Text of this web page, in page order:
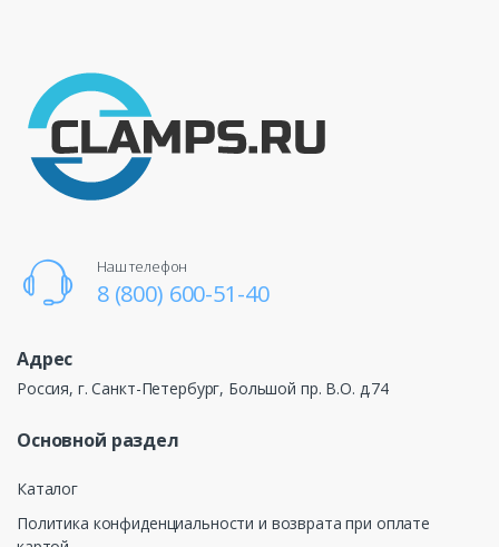
Наш телефон
8 (800) 600-51-40
Адрес
Россия, г. Санкт-Петербург, Большой пр. В.О. д.74
Основной раздел
Каталог
Политика конфиденциальности и возврата при оплате